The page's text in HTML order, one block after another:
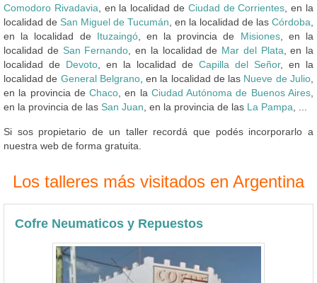
Comodoro Rivadavia , en la localidad de Ciudad de Corrientes , en la
localidad de San Miguel de Tucumán , en la localidad de las Córdoba
en la localidad de Ituzaingó, en la provincia de Misiones, en la
localidad de San Fernando , en la localidad de Mar del Plata , en la
localidad de Devoto , en la localidad de Capilla del Señor, en la
localidad de General Belgrano, en la localidad de las Nueve de Julio
en la provincia deChaco , en la Ciudad Autónoma de Buenos Aires
en la provincia de las San Juan , en la provincia de las La Pampa
Si sos propietario de un taller recordá que podés incorporarlo a
nuestra web de forma gratuita.
Los talleres más visitados en Argentina
Cofre Neumaticos y Repuestos